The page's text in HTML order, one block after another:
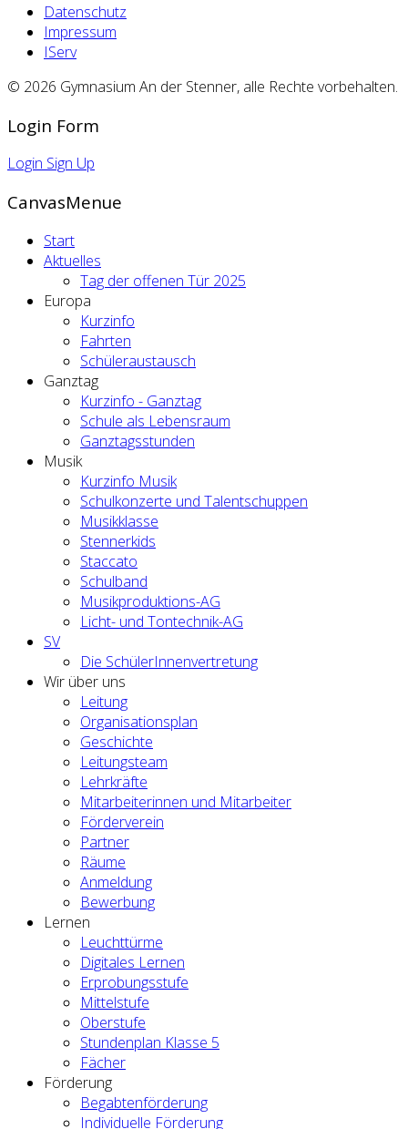
Datenschutz
Impressum
IServ
© 2026 Gymnasium An der Stenner, alle Rechte vorbehalten.
Login Form
Login Sign Up
CanvasMenue
Start
Aktuelles
Tag der offenen Tür 2025
Europa
Kurzinfo
Fahrten
Schüleraustausch
Ganztag
Kurzinfo - Ganztag
Schule als Lebensraum
Ganztagsstunden
Musik
Kurzinfo Musik
Schulkonzerte und Talentschuppen
Musikklasse
Stennerkids
Staccato
Schulband
Musikproduktions-AG
Licht- und Tontechnik-AG
SV
Die SchülerInnenvertretung
Wir über uns
Leitung
Organisationsplan
Geschichte
Leitungsteam
Lehrkräfte
Mitarbeiterinnen und Mitarbeiter
Förderverein
Partner
Räume
Anmeldung
Bewerbung
Lernen
Leuchttürme
Digitales Lernen
Erprobungsstufe
Mittelstufe
Oberstufe
Stundenplan Klasse 5
Fächer
Förderung
Begabtenförderung
Individuelle Förderung